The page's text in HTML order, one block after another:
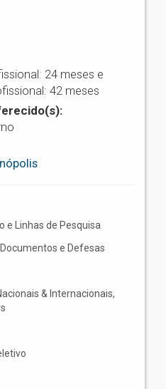
24 meses e
42 meses
e Linhas de Pesquisa
e Defesas
& Internacionais,